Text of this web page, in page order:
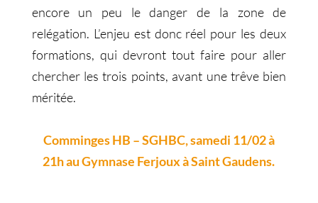
encore un peu le danger de la zone de
relégation. L’enjeu est donc réel pour les deux
formations, qui devront tout faire pour aller
chercher les trois points, avant une trêve bien
méritée.
Comminges HB – SGHBC, samedi 11/02 à
21h au Gymnase Ferjoux à Saint Gaudens.